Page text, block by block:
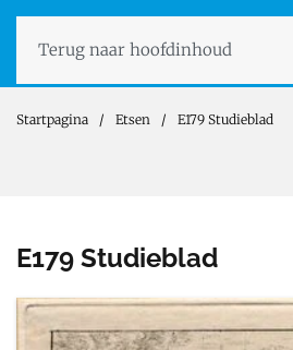
Terug naar hoofdinhoud
Startpagina Etsen E179 Studieblad
E179 Studieblad